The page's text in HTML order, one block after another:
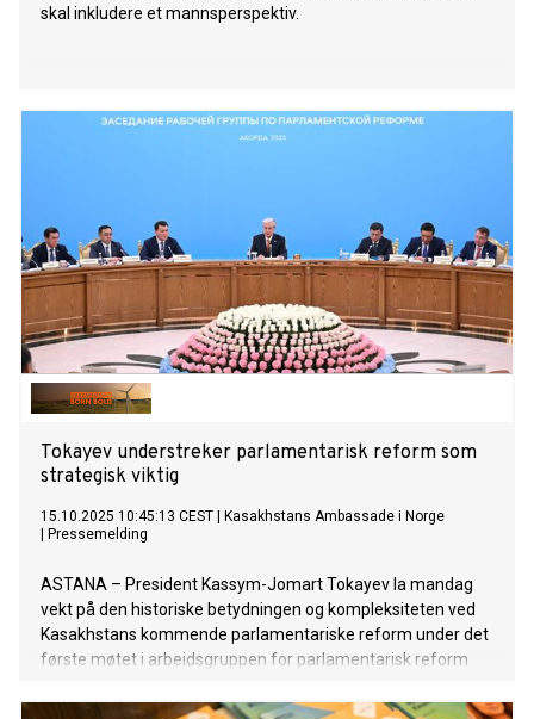
skal inkludere et mannsperspektiv.
Tokayev understreker parlamentarisk reform som
strategisk viktig
15.10.2025 10:45:13 CEST
Kasakhstans Ambassade i Norge
Pressemelding
ASTANA – President Kassym-Jomart Tokayev la mandag
vekt på den historiske betydningen og kompleksiteten ved
Kasakhstans kommende parlamentariske reform under det
første møtet i arbeidsgruppen for parlamentarisk reform